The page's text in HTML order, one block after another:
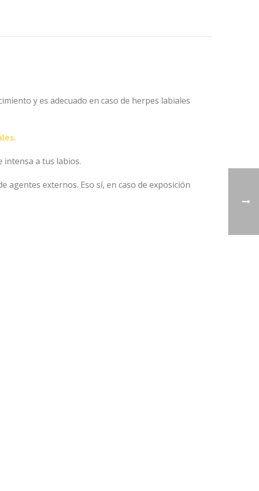
y es adecuado en caso de herpes labiales
intensa a tus labios.
agentes externos. Eso sí, en caso de exposición